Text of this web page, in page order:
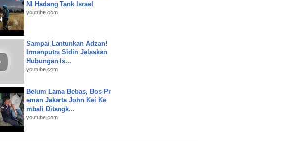
NI Hadang Tank Israel
youtube.com
Sampai Lantunkan Adzan!
Irmanputra Sidin Jelaskan
Hubungan Is...
youtube.com
Belum Lama Bebas, Bos Pr
eman Jakarta John Kei Ke
mbali Ditangk...
youtube.com